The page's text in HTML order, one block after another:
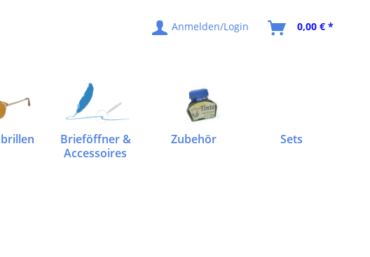
Anmelden/Login 0,00 € *
Brieföffner &
Accessoires
Zubehör Sets